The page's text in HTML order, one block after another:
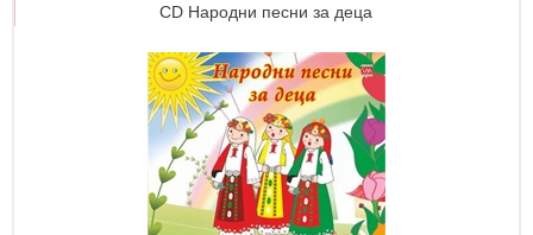
CD Народни песни за деца